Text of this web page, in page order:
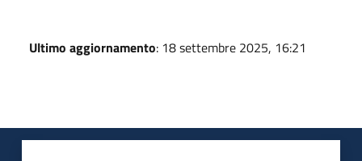
Ultimo aggiornamento: 18 settembre 2025, 16:21